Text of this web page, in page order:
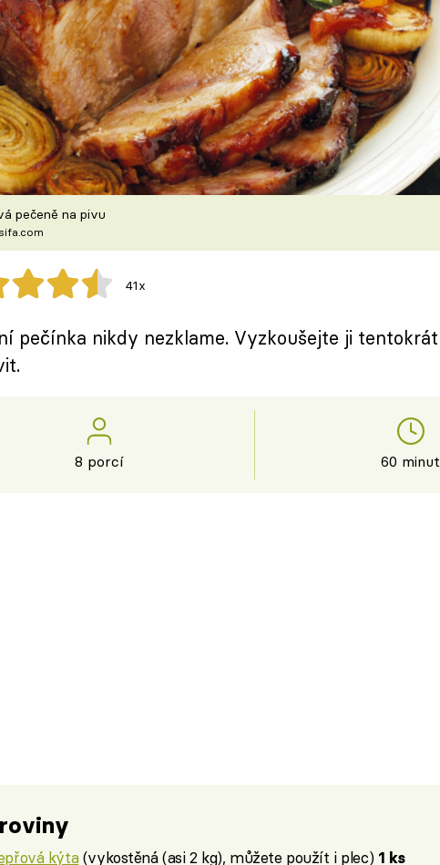
pečeně na pivu
41x
pečínka nikdy nezklame. Vyzkoušejte ji
8 porcí 60 minut
kýta(vykostěná (asi 2 kg), můžete použít i plec) 1 ks